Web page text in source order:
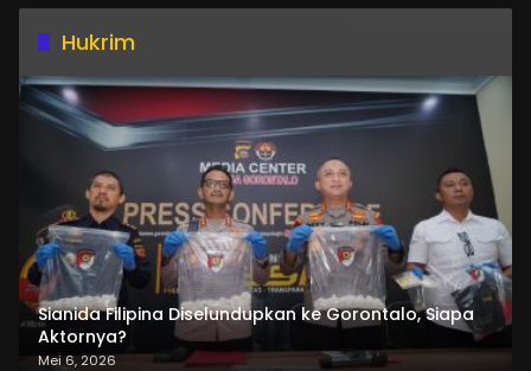
Hukrim
Sianida Filipina Diselundupkan ke Gorontalo, Siapa
Aktornya?
Mei 6, 2026